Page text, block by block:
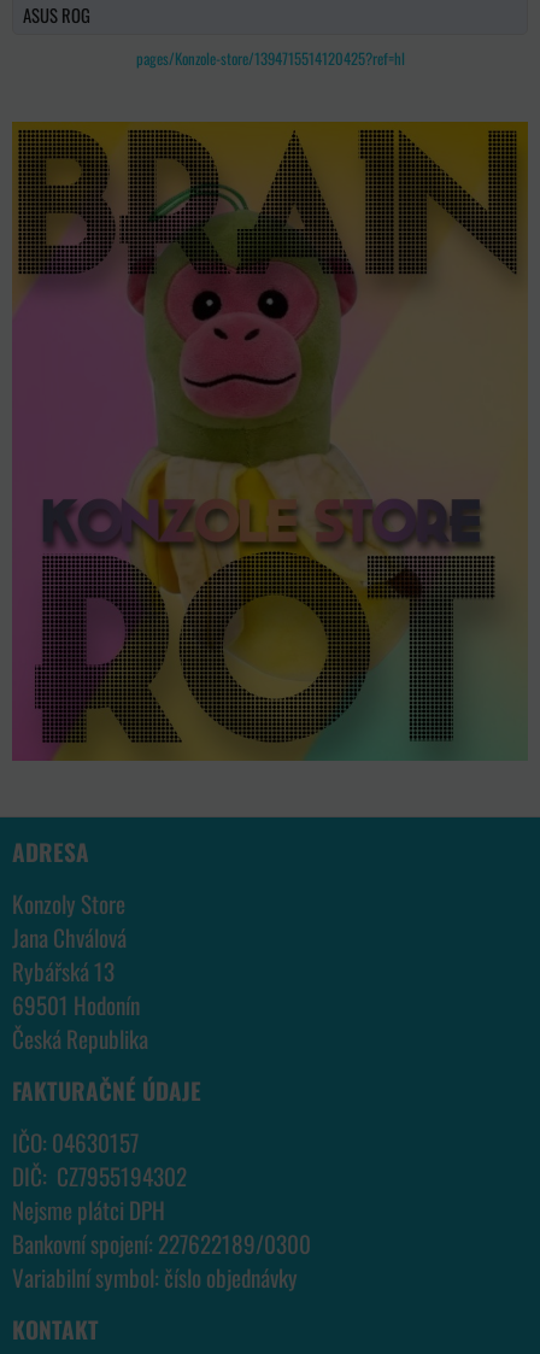
ASUS ROG
pages/Konzole-store/1394715514120425?ref=hl
ADRESA
Konzoly Store
Jana Chválová
Rybářská 13
69501 Hodonín
Česká Republika
FAKTURAČNÉ ÚDAJE
IČO: 04630157
DIČ: CZ7955194302
Nejsme plátci DPH
Bankovní spojení: 227622189/0300
Variabilní symbol: číslo objednávky
KONTAKT